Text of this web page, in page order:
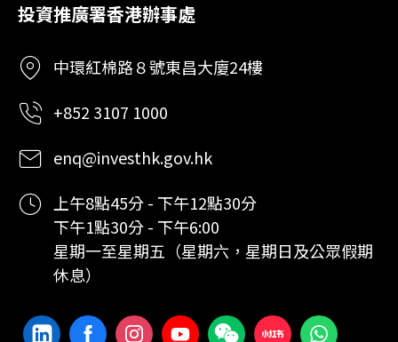
投資推廣署香港辦事處
中環紅棉路８號東昌大廈24樓
+852 3107 1000
enq@investhk.gov.hk
上午8點45分 - 下午12點30分
下午1點30分 - 下午6:00
星期一至星期五（星期六，星期日及公眾假期
休息）